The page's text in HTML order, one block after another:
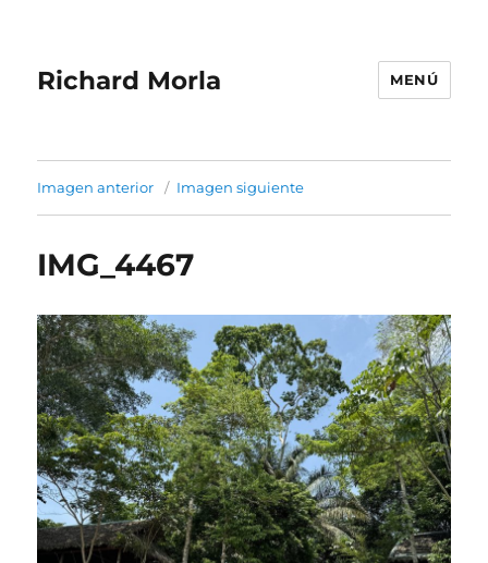
Richard Morla MENÚ
Imagen anterior Imagen siguiente
IMG_4467